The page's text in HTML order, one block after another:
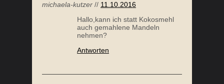
michaela-kutzer // 11.10.2016
Hallo,kann ich statt Kokosmehl
auch gemahlene Mandeln
nehmen?
Antworten